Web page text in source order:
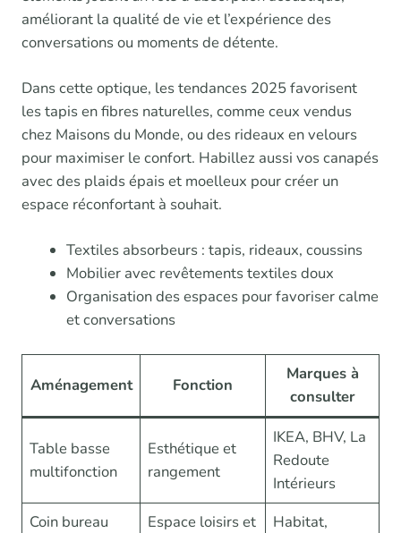
améliorant la qualité de vie et l’expérience des
conversations ou moments de détente.
Dans cette optique, les tendances 2025 favorisent
les tapis en fibres naturelles, comme ceux vendus
chez Maisons du Monde, ou des rideaux en velours
pour maximiser le confort. Habillez aussi vos canapés
avec des plaids épais et moelleux pour créer un
espace réconfortant à souhait.
Textiles absorbeurs : tapis, rideaux, coussins
Mobilier avec revêtements textiles doux
Organisation des espaces pour favoriser calme
et conversations
Aménagement Fonction
Marques à
consulter
Table basse
multifonction
Esthétique et
rangement
IKEA, BHV, La
Redoute
Intérieurs
Coin bureau
Espace loisirs et
Habitat,